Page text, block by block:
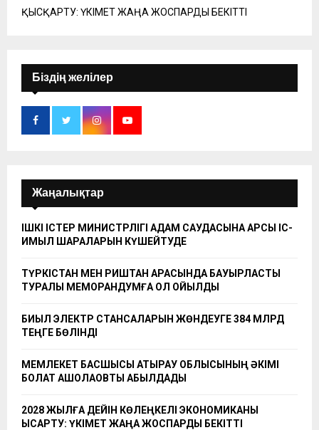
ҚЫСҚАРТУ: ҮКІМЕТ ЖАҢА ЖОСПАРДЫ БЕКІТТІ
Біздің желілер
Жаңалықтар
ІШКІ ІСТЕР МИНИСТРЛІГІ АДАМ САУДАСЫНА ҚАРСЫ ІС-
ҚИМЫЛ ШАРАЛАРЫН КҮШЕЙТУДЕ
ТҮРКІСТАН МЕН РИШТАН АРАСЫНДА БАУЫРЛАСТЫҚ
ТУРАЛЫ МЕМОРАНДУМҒА ҚОЛ ҚОЙЫЛДЫ
БИЫЛ ЭЛЕКТР СТАНСАЛАРЫН ЖӨНДЕУГЕ 384 МЛРД
ТЕҢГЕ БӨЛІНДІ
МЕМЛЕКЕТ БАСШЫСЫ АТЫРАУ ОБЛЫСЫНЫҢ ӘКІМІ
БОЛАТ АҚШОЛАҚОВТЫ ҚАБЫЛДАДЫ
2028 ЖЫЛҒА ДЕЙІН КӨЛЕҢКЕЛІ ЭКОНОМИКАНЫ
ҚЫСҚАРТУ: ҮКІМЕТ ЖАҢА ЖОСПАРДЫ БЕКІТТІ